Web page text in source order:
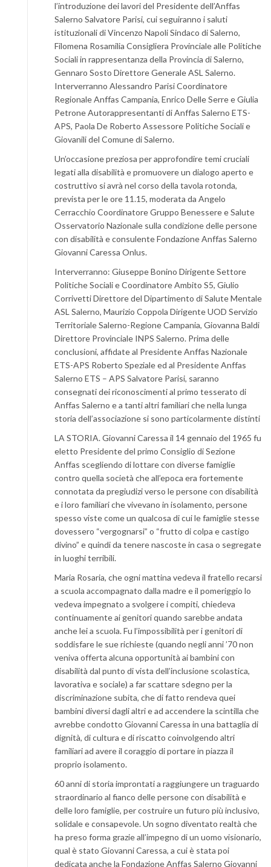
l’introduzione dei lavori del Presidente dell’Anffas
Salerno Salvatore Parisi, cui seguiranno i saluti
istituzionali di Vincenzo Napoli Sindaco di Salerno,
Filomena Rosamilia Consigliera Provinciale alle Politiche
Sociali in rappresentanza della Provincia di Salerno,
Gennaro Sosto Direttore Generale ASL Salerno.
Interverranno Alessandro Parisi Coordinatore
Regionale Anffas Campania, Enrico Delle Serre e Giulia
Petrone Autorappresentanti di Anffas Salerno ETS-
APS, Paola De Roberto Assessore Politiche Sociali e
Giovanili del Comune di Salerno.
Un’occasione preziosa per approfondire temi cruciali
legati alla disabilità e promuovere un dialogo aperto e
costruttivo si avrà nel corso della tavola rotonda,
prevista per le ore 11.15, moderata da Angelo
Cerracchio Coordinatore Gruppo Benessere e Salute
Osservatorio Nazionale sulla condizione delle persone
con disabilità e consulente Fondazione Anffas Salerno
Giovanni Caressa Onlus.
Interverranno: Giuseppe Bonino Dirigente Settore
Politiche Sociali e Coordinatore Ambito S5, Giulio
Corrivetti Direttore del Dipartimento di Salute Mentale
ASL Salerno, Maurizio Coppola Dirigente UOD Servizio
Territoriale Salerno-Regione Campania, Giovanna Baldi
Direttore Provinciale INPS Salerno. Prima delle
conclusioni, affidate al Presidente Anffas Nazionale
ETS-APS Roberto Speziale ed al Presidente Anffas
Salerno ETS – APS Salvatore Parisi, saranno
consegnati dei riconoscimenti al primo tesserato di
Anffas Salerno e a tanti altri familiari che nella lunga
storia dell’associazione si sono particolarmente distinti
LA STORIA. Giovanni Caressa il 14 gennaio del 1965 fu
eletto Presidente del primo Consiglio di Sezione
Anffas scegliendo di lottare con diverse famiglie
contro quella società che all’epoca era fortemente
connotata da pregiudizi verso le persone con disabilità
e i loro familiari che vivevano in isolamento, persone
spesso viste come un qualcosa di cui le famiglie stesse
dovessero “vergognarsi” o “frutto di colpa e castigo
divino” e quindi da tenere nascoste in casa o segregate
in luoghi terribili.
Maria Rosaria, che ogni mattina vedeva il fratello recarsi
a scuola accompagnato dalla madre e il pomeriggio lo
vedeva impegnato a svolgere i compiti, chiedeva
continuamente ai genitori quando sarebbe andata
anche lei a scuola. Fu l’impossibilità per i genitori di
soddisfare le sue richieste (quando negli anni ’70 non
veniva offerta alcuna opportunità ai bambini con
disabilità dal punto di vista dell’inclusione scolastica,
lavorativa e sociale) a far scattare sdegno per la
discriminazione subita, che di fatto rendeva quei
bambini diversi dagli altri e ad accendere la scintilla che
avrebbe condotto Giovanni Caressa in una battaglia di
dignità, di cultura e di riscatto coinvolgendo altri
familiari ad avere il coraggio di portare in piazza il
proprio isolamento.
60 anni di storia improntati a raggiungere un traguardo
straordinario al fianco delle persone con disabilità e
delle loro famiglie, per costruire un futuro più inclusivo,
solidale e consapevole. Un sogno diventato realtà che
ha preso forma grazie all’impegno di un uomo visionario,
qual è stato Giovanni Caressa, a cui è stata poi
dedicata anche la Fondazione Anffas Salerno Giovanni